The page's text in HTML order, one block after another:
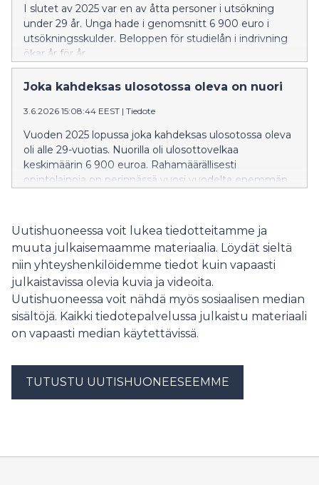
I slutet av 2025 var en av åtta personer i utsökning
under 29 år. Unga hade i genomsnitt 6 900 euro i
utsökningsskulder. Beloppen för studielån i indrivning
ökar år för år.
Joka kahdeksas ulosotossa oleva on nuori
3.6.2026 15:08:44 EEST | Tiedote
Vuoden 2025 lopussa joka kahdeksas ulosotossa oleva
oli alle 29-vuotias. Nuorilla oli ulosottovelkaa
keskimäärin 6 900 euroa. Rahamäärällisesti
opintolainoja on perinnässä vuosi vuodelta enemmän.
Uutishuoneessa voit lukea tiedotteitamme ja
muuta julkaisemaamme materiaalia. Löydät sieltä
niin yhteyshenkilöidemme tiedot kuin vapaasti
julkaistavissa olevia kuvia ja videoita.
Uutishuoneessa voit nähdä myös sosiaalisen median
sisältöjä. Kaikki tiedotepalvelussa julkaistu materiaali
on vapaasti median käytettävissä.
TUTUSTU UUTISHUONEESEEMME